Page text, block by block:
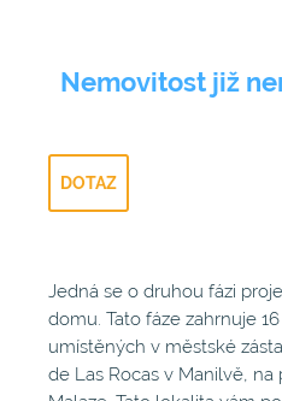
Nemovitost již
DOTAZ
Jedná se o druhou fázi
domu. Tato fáze zahrnuje
umístěných v městské
de Las Rocas v Manilvě,